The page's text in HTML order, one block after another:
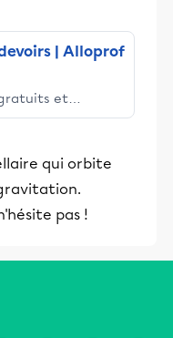
| Alloprof
et
les élèves
qui orbite
pas !